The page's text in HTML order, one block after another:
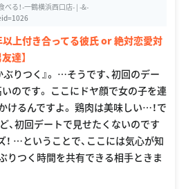
る！-一鶴横浜西口店- | -&-
以上付き合ってる彼氏 or 絶対恋愛対
達】
ぶりつく』。 …そうです、初回のデー
のです。 ここにドヤ顔で女の子を連
けるんですよ。 鶏肉は美味しい…！で
、初回デートで見せたくないのです
！ …ということで、ここには気心が知
りつく時間を共有できる相手ときま